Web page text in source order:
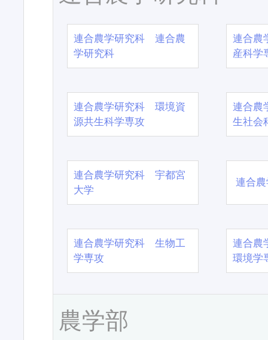
連合農学研究科 連合農
学研究科
連合農
産科学
連合農学研究科 環境資
源共生科学専攻
連合農
生社会
連合農学研究科 宇都宮
大学
連合
連合農学研究科 生物工
学専攻
連合農
環境学
農学部